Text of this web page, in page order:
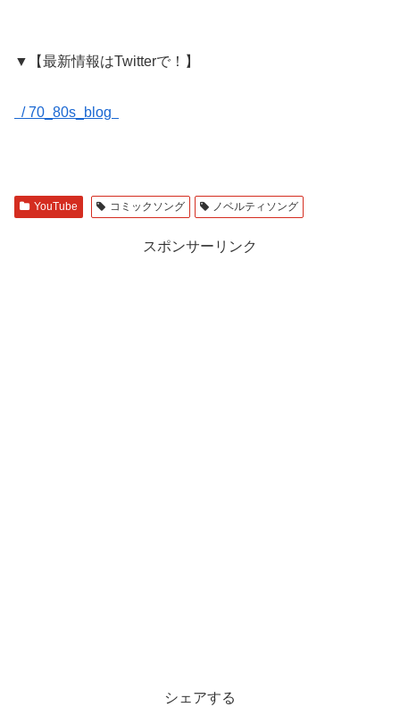
▼【最新情報はTwitterで！】
/ 70_80s_blog
YouTube コミックソング ノベルティソング
スポンサーリンク
シェアする